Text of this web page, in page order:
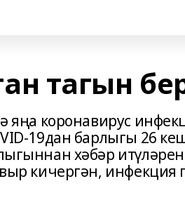
тагын
яңа коронавирус
19дан барлыгы 26
хәбәр
кичергән, инфекция